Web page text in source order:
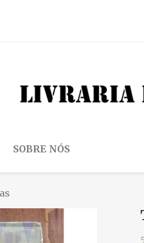
SOBRE NÓS